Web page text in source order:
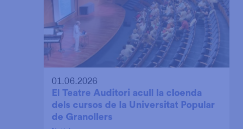
01.06.2026
El Teatre Auditori acull la cloenda
dels cursos de la Universitat Popular
de Granollers